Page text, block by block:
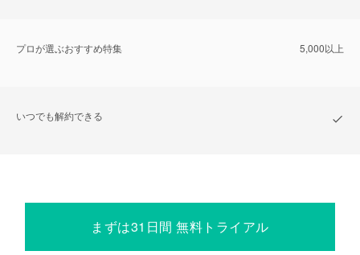
プロが選ぶおすすめ特集 5,000以上
いつでも解約できる
まずは31日間 無料トライアル